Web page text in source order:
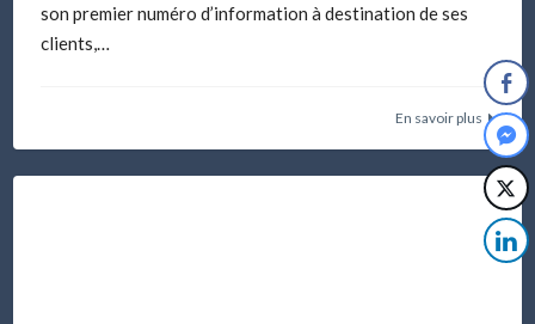
son premier numéro d’information à destination de ses
clients,…
En savoir plus